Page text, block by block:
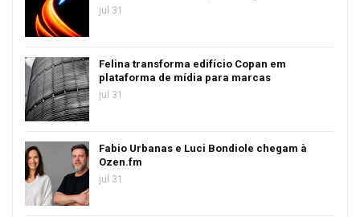
jul 31
Felina transforma edifício Copan em
plataforma de mídia para marcas
jul 31
Fabio Urbanas e Luci Bondiole chegam à
Ozen.fm
jul 31